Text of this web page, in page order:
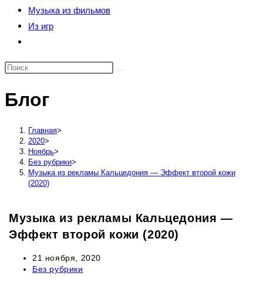
Музыка из фильмов
Из игр
по
сайту
Блог
Главная>
2020>
Ноябрь>
Без рубрики>
Музыка из рекламы Кальцедония — Эффект второй кожи
(2020)
Музыка из рекламы Кальцедония —
Эффект второй кожи (2020)
Запись
опубликована:
21 ноября, 2020
Рубрика
Без рубрики